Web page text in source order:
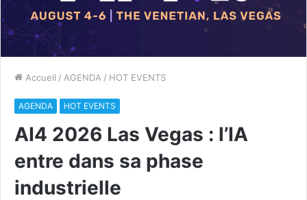
Accueil / AGENDA / HOT EVENTS
AGENDA HOT EVENTS
AI4 2026 Las Vegas : l’IA
entre dans sa phase
industrielle